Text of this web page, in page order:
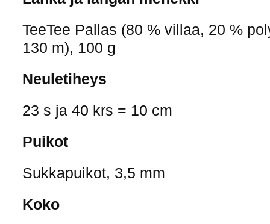
TeeTee Pallas (80 % villaa, 20 %
130 m), 100 g
Neuletiheys
23 s ja 40 krs = 10 cm
Puikot
Sukkapuikot, 3,5 mm
Koko